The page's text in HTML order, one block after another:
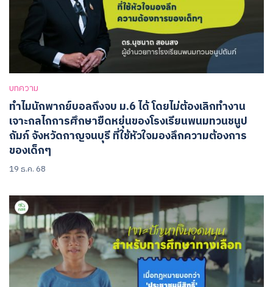
Search
for:
บทความ
ทำไมนักพากย์บอลถึงจบ ม.6 ได้ โดยไม่ต้องเลิกทำงาน
เจาะกลไกการศึกษายืดหยุ่นของโรงเรียนพนมทวนชนูป
ถัมภ์ จังหวัดกาญจนบุรี ที่ใช้หัวใจมองลึกความต้องการ
ของเด็กๆ
19 ธ.ค. 68